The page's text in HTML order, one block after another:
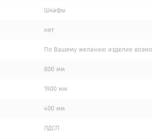
Шкафы
нет
По Вашему желанию изделие
800 мм
1900 мм
400 мм
ЛДСП